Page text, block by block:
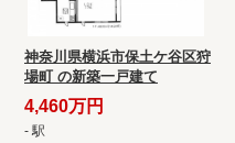
神奈川県横浜市保土ケ谷区狩
場町 の新築一戸建て
4,460万円
- 駅